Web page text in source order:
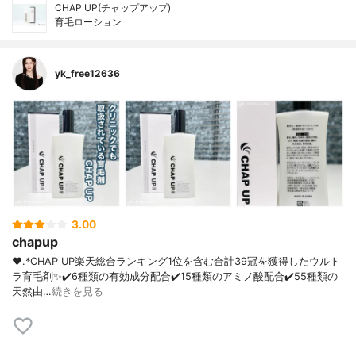
CHAP UP(チャップアップ)
育毛ローション
yk_free12636
3.00
chapup
❤︎.*CHAP UP⁡楽天総合ランキング1位を含む合計39冠を獲得したウルト
ラ育毛剤✨⁡✔️6種類の有効成分配合✔️15種類のアミノ酸配合✔️55種類の
天然由…続きを見る